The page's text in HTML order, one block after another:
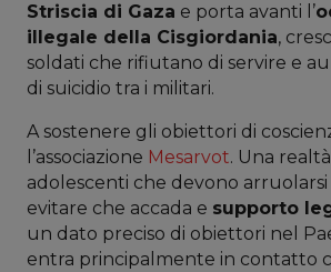
Striscia di Gaza e porta avanti l’
illegale della Cisgiordania,
soldati che rifiutano di servire e
di suicidio tra i militari.
A sostenere gli obiettori di
l’associazione Mesarvot. Una
adolescenti che devono
evitare che accada e supporto
un dato preciso di obiettori nel
entra principalmente in contatto